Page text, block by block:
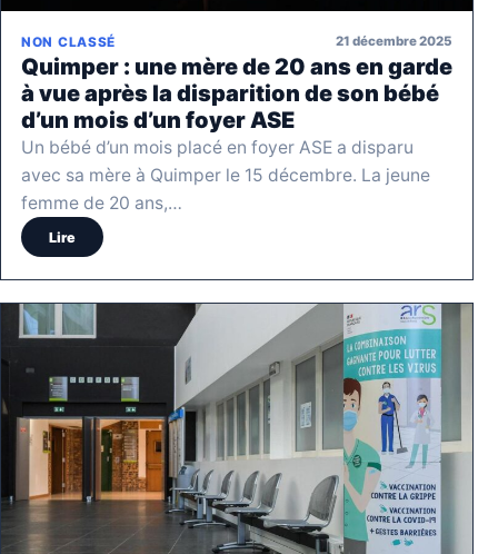
NON CLASSÉ 21 décembre 2025
Quimper : une mère de 20 ans en garde
à vue après la disparition de son bébé
d’un mois d’un foyer ASE
Un bébé d’un mois placé en foyer ASE a disparu
avec sa mère à Quimper le 15 décembre. La jeune
femme de 20 ans,…
Lire